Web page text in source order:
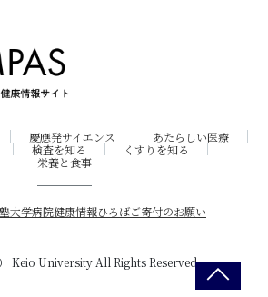
慶應発サイエンス
あたらしい医療
検査を知る
くすりを知る
栄養と食事
大学病院健康情報ひろばご寄付のお願い
Keio University All Rights Reserved.